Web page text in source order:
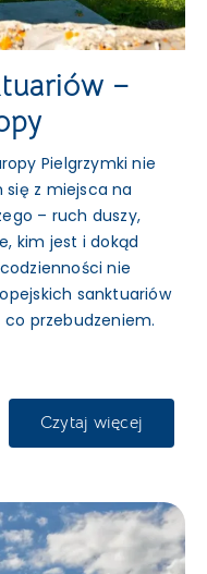
–
Pielgrzymki nie
się z miejsca na
– ruch duszy,
kim jest i dokąd
nie
sanktuariów
przebudzeniem.
Czytaj więcej